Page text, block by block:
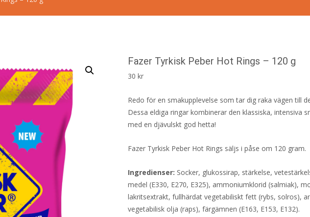
Fazer Tyrkisk Peber Hot Rings – 120 g
30 kr
Redo för en smakupplevelse som tar dig raka vägen till
Dessa eldiga ringar kombinerar den klassiska, intensiva
med en djävulskt god hetta!
Fazer Tyrkisk Peber Hot Rings säljs i påse om 120 gram.
Ingredienser: Socker, glukossirap, stärkelse,
medel (E330, E270, E325), ammoniumklorid (salmiak),
lakritsextrakt, fullhärdat vegetabiliskt fett (rybs, solros),
vegetabilisk olja (raps), färgämnen (E163, E153, E132).